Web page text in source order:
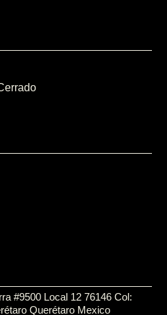
#9500 Local 12 76146 Col:
Querétaro Mexico